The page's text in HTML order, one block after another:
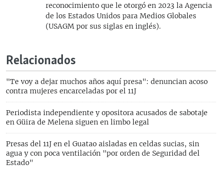
reconocimiento que le otorgó en 2023 la Agencia
de los Estados Unidos para Medios Globales
(USAGM por sus siglas en inglés).
Relacionados
"Te voy a dejar muchos años aquí presa": denuncian acoso
contra mujeres encarceladas por el 11J
Periodista independiente y opositora acusados de sabotaje
en Güira de Melena siguen en limbo legal
Presas del 11J en el Guatao aisladas en celdas sucias, sin
agua y con poca ventilación "por orden de Seguridad del
Estado"